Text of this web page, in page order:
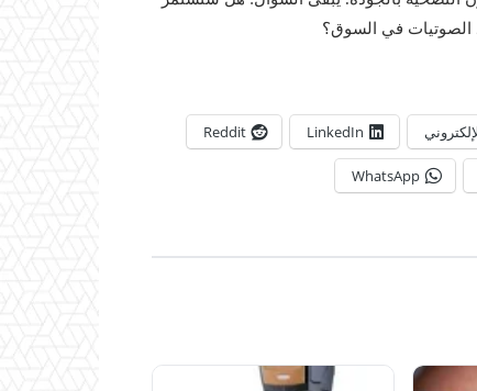
الصوتيات في السوق؟
LinkedIn
Reddit
WhatsApp